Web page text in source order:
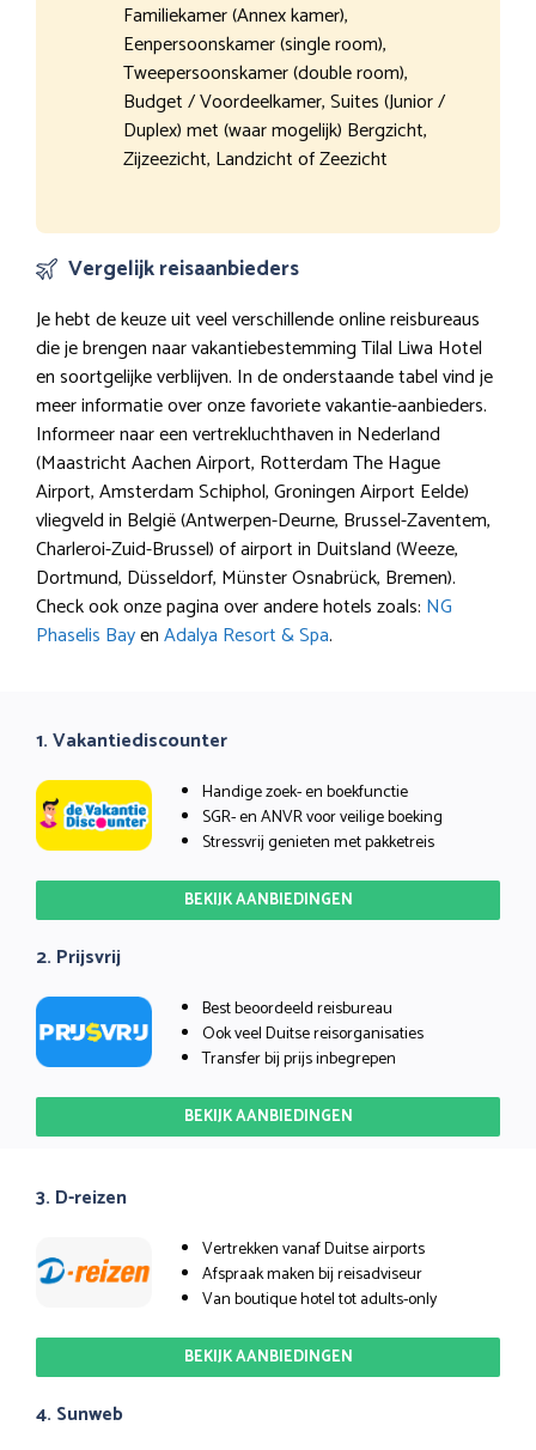
Familiekamer (Annex kamer),
Eenpersoonskamer (single room),
Tweepersoonskamer (double room),
Budget / Voordeelkamer, Suites (Junior /
Duplex) met (waar mogelijk) Bergzicht,
Zijzeezicht, Landzicht of Zeezicht
Vergelijk reisaanbieders
Je hebt de keuze uit veel verschillende online reisbureaus
die je brengen naar vakantiebestemming Tilal Liwa Hotel
en soortgelijke verblijven. In de onderstaande tabel vind je
meer informatie over onze favoriete vakantie-aanbieders.
Informeer naar een vertrekluchthaven in Nederland
(Maastricht Aachen Airport, Rotterdam The Hague
Airport, Amsterdam Schiphol, Groningen Airport Eelde)
vliegveld in België (Antwerpen-Deurne, Brussel-Zaventem,
Charleroi-Zuid-Brussel) of airport in Duitsland (Weeze,
Dortmund, Düsseldorf, Münster Osnabrück, Bremen).
Check ook onze pagina over andere hotels zoals: NG
Phaselis BayenAdalya Resort & Spa.
1. Vakantiediscounter
Handige zoek- en boekfunctie
SGR- en ANVR voor veilige boeking
Stressvrij genieten met pakketreis
BEKIJK AANBIEDINGEN
2. Prijsvrij
Best beoordeeld reisbureau
Ook veel Duitse reisorganisaties
Transfer bij prijs inbegrepen
BEKIJK AANBIEDINGEN
3. D-reizen
Vertrekken vanaf Duitse airports
Afspraak maken bij reisadviseur
Van boutique hotel tot adults-only
BEKIJK AANBIEDINGEN
4. Sunweb